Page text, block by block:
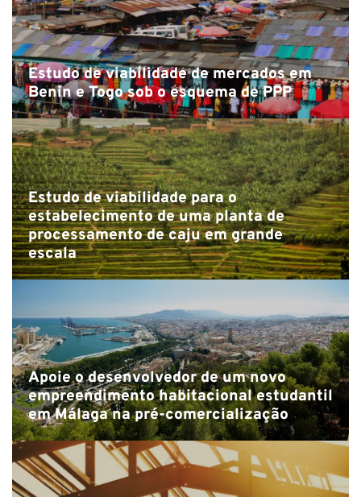
Estudo de viabilidade de mercados em
Benin e Togo sob o esquema de PPP
Estudo de viabilidade para o
estabelecimento de uma planta de
processamento de caju em grande
escala
Apoie o desenvolvedor de um novo
empreendimento habitacional estudantil
em Málaga na pré-comercialização